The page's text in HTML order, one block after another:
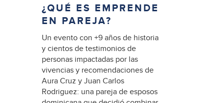
¿QUÉ ES EMPRENDE
EN PAREJA?
Un evento con +9 años de historia
y cientos de testimonios de
personas impactadas por las
vivencias y recomendaciones de
Aura Cruz y Juan Carlos
Rodriguez: una pareja de esposos